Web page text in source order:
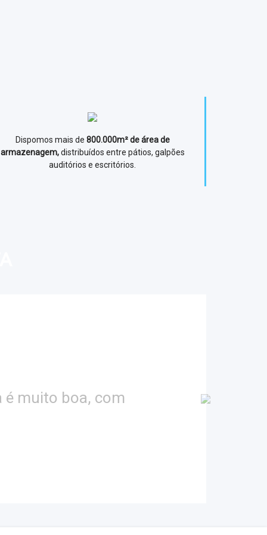
Dispomos mais de 800.000m² de área de
armazenagem,distribuídos entre pátios, galpões
auditórios e escritórios.
sempre tive